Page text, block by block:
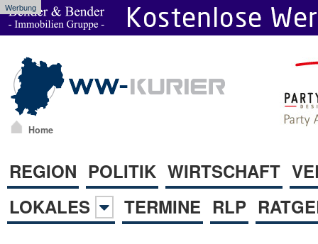
Werbung
Home
REGION POLITIK WIRTSCHAFT
LOKALES
TERMINE RLP